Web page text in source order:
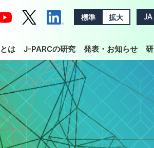
標準 拡大 JA
は J-PARCの研究 発表・お知らせ